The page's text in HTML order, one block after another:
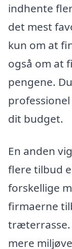
indhente
det mest
kun om at
også om at
pengene.
dit budget.
En anden
flere tilbud
forskellige
firmaerne
træterrasse.
mere